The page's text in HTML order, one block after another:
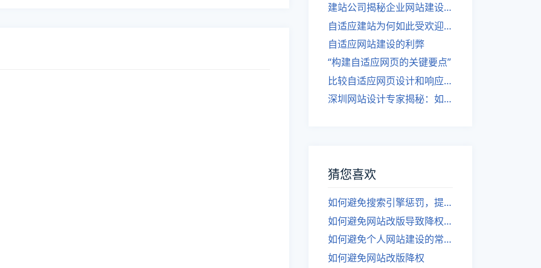
建站公司揭秘企业网站建设核心原则
自适应建站为何如此受欢迎？
自适应网站建设的利弊
“构建自适应网页的关键要点”
比较自适应网页设计和响应式网站的差异
深圳网站设计专家揭秘：如何实现自适应网页设计
猜您喜欢
如何避免搜索引擎惩罚，提升网站改版效果？
如何避免网站改版导致降权问题
如何避免个人网站建设的常见问题？
如何避免网站改版降权